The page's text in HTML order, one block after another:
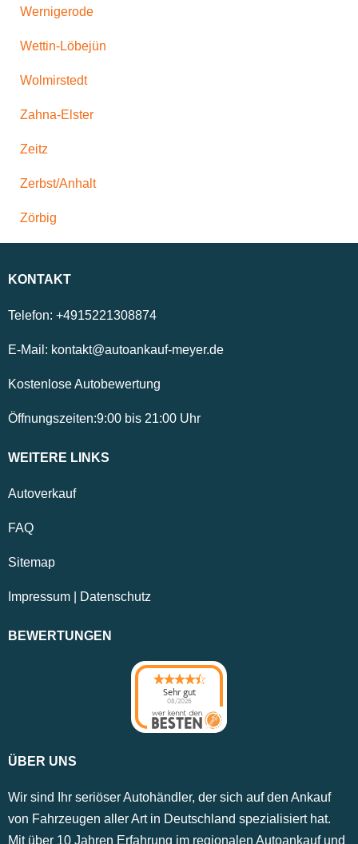
Wernigerode
Wettin-Löbejün
Wolmirstedt
Zahna-Elster
Zeitz
Zerbst/Anhalt
Zörbig
KONTAKT
Telefon: +4915221308874
E-Mail: kontakt@autoankauf-meyer.de
Kostenlose Autobewertung
Öffnungszeiten:9:00 bis 21:00 Uhr
WEITERE LINKS
Autoverkauf
FAQ
Sitemap
Impressum Datenschutz
BEWERTUNGEN
Sehr gut
08/2026
ÜBER UNS
Wir sind Ihr seriöser Autohändler, der sich auf den Ankauf
von Fahrzeugen aller Art in Deutschland spezialisiert hat.
Mit über 10 Jahren Erfahrung im regionalen Autoankauf und